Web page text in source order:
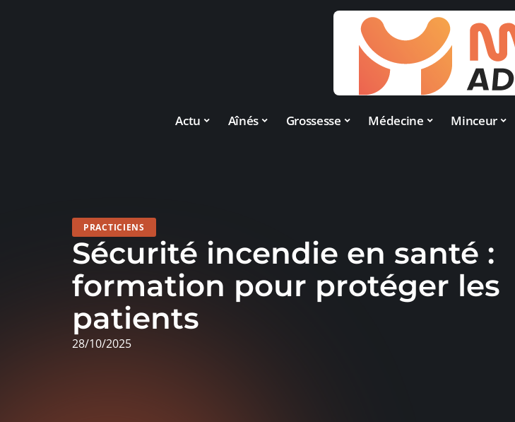
Actu Aînés Grossesse Médecine Minceur
PRACTICIENS
Sécurité incendie en santé :
formation pour protéger les
patients
28/10/2025